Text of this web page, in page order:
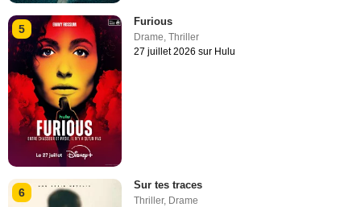
5
Furious
Drame ,Thriller
27 juillet 2026 sur Hulu
6
Sur tes traces
Thriller, Drame